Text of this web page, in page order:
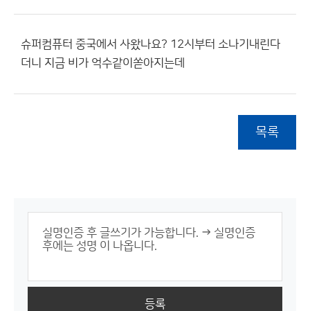
슈퍼컴퓨터 중국에서 사왔나요? 12시부터 소나기내린다
더니 지금 비가 억수같이쏟아지는데
목록
등록